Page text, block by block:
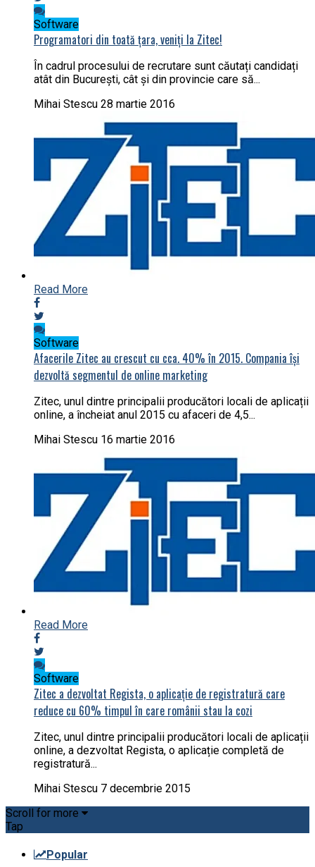
Software
Programatori din toată țara, veniți la Zitec!
În cadrul procesului de recrutare sunt căutați candidați
atât din București, cât și din provincie care să...
Mihai Stescu 28 martie 2016
Read More
Software
Afacerile Zitec au crescut cu cca. 40% în 2015. Compania își
dezvoltă segmentul de online marketing
Zitec, unul dintre principalii producători locali de aplicații
online, a încheiat anul 2015 cu afaceri de 4,5...
Mihai Stescu 16 martie 2016
Read More
Software
Zitec a dezvoltat Regista, o aplicație de registratură care
reduce cu 60% timpul în care românii stau la cozi
Zitec, unul dintre principalii producători locali de aplicații
online, a dezvoltat Regista, o aplicație completă de
registratură...
Mihai Stescu 7 decembrie 2015
Scroll for more
Tap
Popular